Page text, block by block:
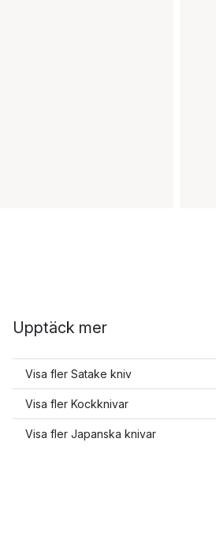
Upptäck mer
Visa fler Satake kniv
Visa fler Kockknivar
Visa fler Japanska knivar